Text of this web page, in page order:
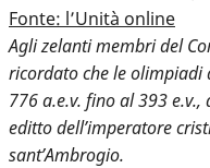
Fonte: l’Unità online
Agli zelanti membri del
ricordato che le olimpiadi
776 a.e.v. fino al 393
editto dell’imperatore
sant’Ambrogio.